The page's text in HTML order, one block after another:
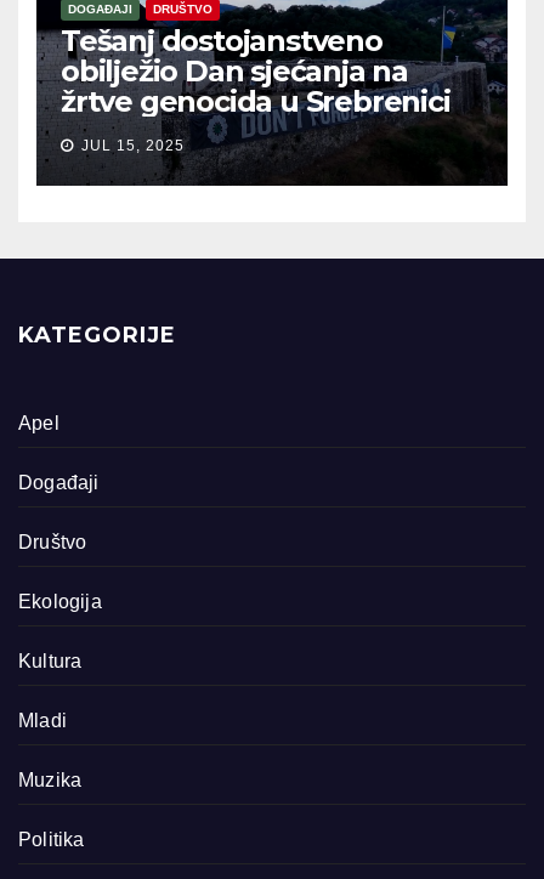
DOGAĐAJI DRUŠTVO
Tešanj dostojanstveno
obilježio Dan sjećanja na
žrtve genocida u Srebrenici
JUL 15, 2025
KATEGORIJE
Apel
Događaji
Društvo
Ekologija
Kultura
Mladi
Muzika
Politika